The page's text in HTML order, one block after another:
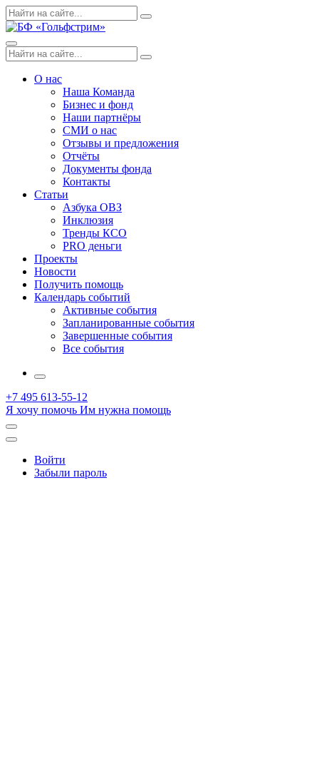
Skip
to
Поиск
по:
Search
Menu
Поиск
по:
Search
О нас
Наша Команда
Бизнес и фонд
Наши партнёры
СМИ о нас
Отзывы и предложения
Отчёты
Документы фонда
Контакты
Статьи
Азбука ОВЗ
Инклюзия
Тренды КСО
PRO деньги
Проекты
Новости
Получить помощь
Календарь событий
Активные события
Запланированные события
Завершенные события
Все события
More
+7 495 613-55-12
Я хочу помочь Им нужна помощь
Открыть
поиск
Профиль
Войти
Забыли пароль